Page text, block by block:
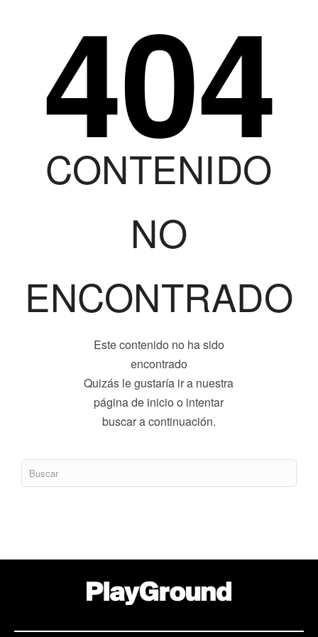
404
CONTENIDO
NO
ENCONTRADO
Este contenido no ha sido
encontrado
Quizás le gustaría ir a nuestra
página de inicio o intentar
buscar a continuación.